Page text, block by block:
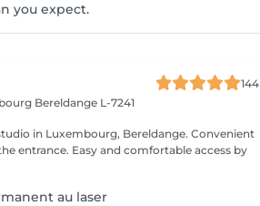
you expect.
144
Bereldange L-7241
in Luxembourg, Bereldange. Convenient
entrance. Easy and comfortable access by
au laser